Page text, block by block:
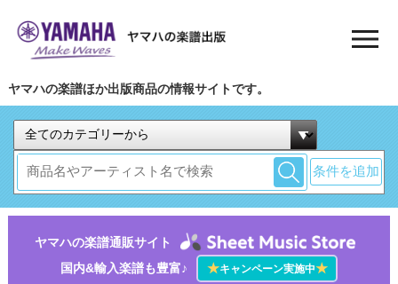
ヤマハの楽譜ほか出版商品の情報サイトです。
条件を追加
ヤマハの楽譜通販サイト
国内&輸入楽譜も豊富♪
★キャンペーン実施中★